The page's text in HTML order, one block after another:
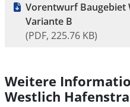
Vorentwurf Baugebiet
Variante B
(PDF, 225.76 KB)
Weitere
Westlich